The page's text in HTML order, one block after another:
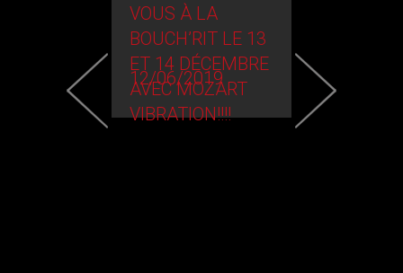
VOUS À LA
BOUCH’RIT LE 13
ET 14 DÉCEMBRE
AVEC MOZART
VIBRATION!!!!
12/06/2019
Lire l’article